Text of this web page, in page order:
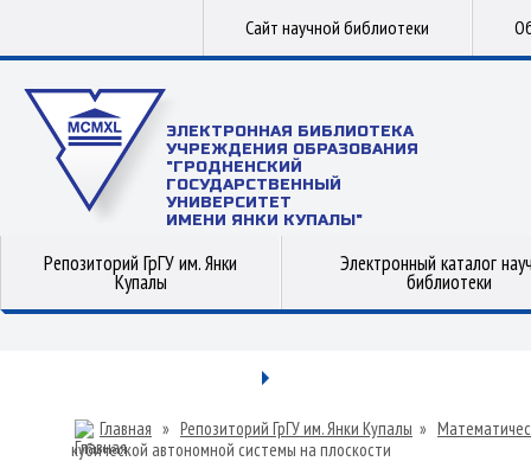
Сайт научной библиотеки
ЭЛЕКТРОННАЯ БИБЛИОТЕКА
УЧРЕЖДЕНИЯ ОБРАЗОВАНИЯ
"ГРОДНЕНСКИЙ
ГОСУДАРСТВЕННЫЙ
УНИВЕРСИТЕТ
ИМЕНИ ЯНКИ КУПАЛЫ"
Репозиторий ГрГУ им. Янки
Купалы
Электронный каталог
библиотеки
Главная » Репозиторий ГрГУ им. Янки Купалы »
кубической автономной системы на плоскости